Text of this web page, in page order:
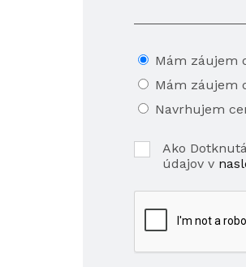
Mám záujem
Mám záujem
Navrhujem
Ako
údajov v